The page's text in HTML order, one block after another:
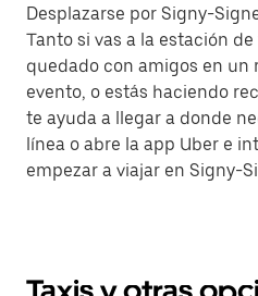
Desplazarse por Signy-
Tanto si vas a la estación
quedado con amigos en un
evento, o estás haciendo
te ayuda a llegar a donde
línea o abre la app Uber e
empezar a viajar en Signy-